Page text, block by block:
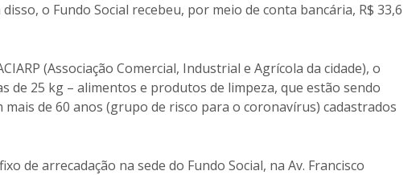
o Fundo Social recebeu, por meio de conta bancária, R$ 33,6
(Associação Comercial, Industrial e Agrícola da cidade), o
de 25 kg – alimentos e produtos de limpeza, que estão sendo
de 60 anos (grupo de risco para o coronavírus) cadastrados
de arrecadação na sede do Fundo Social, na Av. Francisco